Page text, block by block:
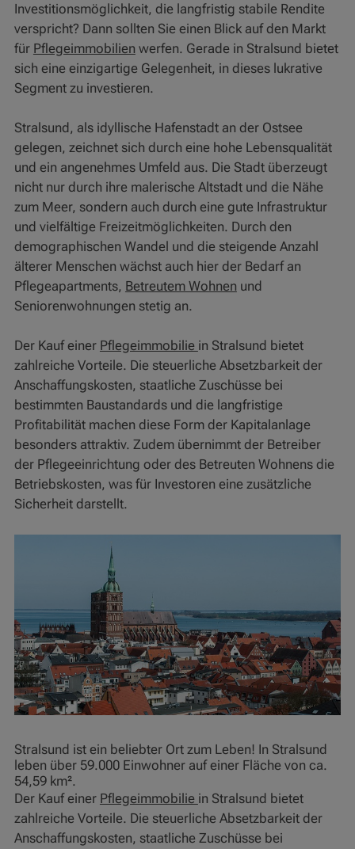
Investitionsmöglichkeit, die langfristig stabile Rendite
verspricht? Dann sollten Sie einen Blick auf den Markt
für Pflegeimmobilien werfen. Gerade in Stralsund bietet
sich eine einzigartige Gelegenheit, in dieses lukrative
Segment zu investieren.
Stralsund, als idyllische Hafenstadt an der Ostsee
gelegen, zeichnet sich durch eine hohe Lebensqualität
und ein angenehmes Umfeld aus. Die Stadt überzeugt
nicht nur durch ihre malerische Altstadt und die Nähe
zum Meer, sondern auch durch eine gute Infrastruktur
und vielfältige Freizeitmöglichkeiten. Durch den
demographischen Wandel und die steigende Anzahl
älterer Menschen wächst auch hier der Bedarf an
Pflegeapartments, Betreutem Wohnen und
Seniorenwohnungen stetig an.
Der Kauf einer Pflegeimmobilie in Stralsund bietet
zahlreiche Vorteile. Die steuerliche Absetzbarkeit der
Anschaffungskosten, staatliche Zuschüsse bei
bestimmten Baustandards und die langfristige
Profitabilität machen diese Form der Kapitalanlage
besonders attraktiv. Zudem übernimmt der Betreiber
der Pflegeeinrichtung oder des Betreuten Wohnens die
Betriebskosten, was für Investoren eine zusätzliche
Sicherheit darstellt.
Stralsund ist ein beliebter Ort zum Leben! In Stralsund
leben über 59.000 Einwohner auf einer Fläche von ca.
54,59 km².
Der Kauf einer Pflegeimmobilie in Stralsund bietet
zahlreiche Vorteile. Die steuerliche Absetzbarkeit der
Anschaffungskosten, staatliche Zuschüsse bei